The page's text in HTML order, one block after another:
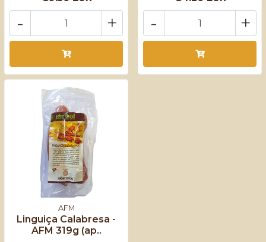
+
- +
-
AFM
Linguiça Calabresa -
AFM 319g (ap..